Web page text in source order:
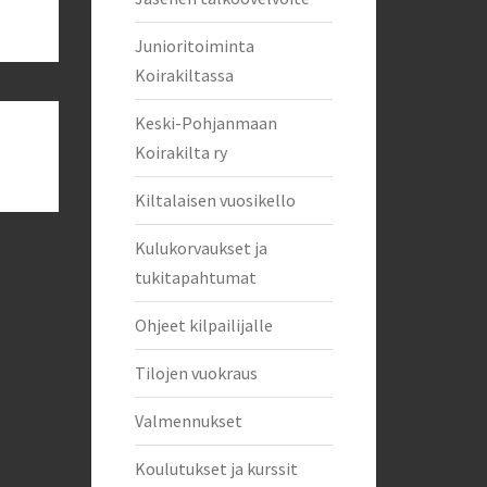
Junioritoiminta
Koirakiltassa
Keski-Pohjanmaan
Koirakilta ry
Kiltalaisen vuosikello
Kulukorvaukset ja
tukitapahtumat
Ohjeet kilpailijalle
Tilojen vuokraus
Valmennukset
Koulutukset ja kurssit